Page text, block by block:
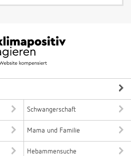
Schwangerschaft
Mama und Familie
Hebammensuche